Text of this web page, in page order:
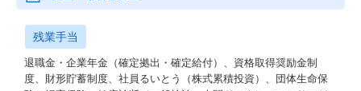
残業手当
退職金・企業年金（確定拠出・確定給付）、資格取得奨励金制
度、財形貯蓄制度、社員るいとう（株式累積投資）、団体生命保